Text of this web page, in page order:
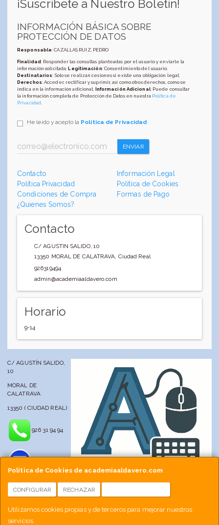
Política de Cookies de academiaaldavero.com
CONFIGURAR RECHAZAR
Utilizamos cookies propias y de terceros para mejorar nuestros
servicios.
¡Suscríbete a Nuestro Boletín!
INFORMACIÓN BÁSICA SOBRE
PROTECCIÓN DE DATOS
Responsable: CAZALLAS RUIZ, PEDRO
Finalidad: Responder las consultas planteadas por el usuario y enviarle la
información solicitada;Legitimación: Consentimiento del usuario;
Destinatarios: Solo se realizan cesiones si existe una obligación legal;
Derechos: Acceder, rectificar y suprimir, así como otros derechos, como se
indica en la información adicional; Información Adicional: Puede consultar
la información completa de Protección de Datos en nuestra Política de
Privacidad
He leído y acepto la Política de Privacidad.
ENVIAR
Contacto
Información Legal
Política Privacidad
Política de Cookies
Condiciones de Compra
Formas de Pago
¿Quienes Somos?
Contacto
C/ AGUSTIN SALIDO, 10
13350 MORAL DE CALATRAVA, Ciudad Real
926319494
admin@academiaaldavero.com
Horario
9-14
C/ AGUSTÍN SALIDO,
10
MORAL DE
CALATRAVA
13350 ( CIUDAD REAL)
926 31 94 94